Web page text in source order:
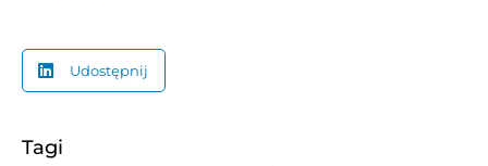
Udostępnij
Tagi